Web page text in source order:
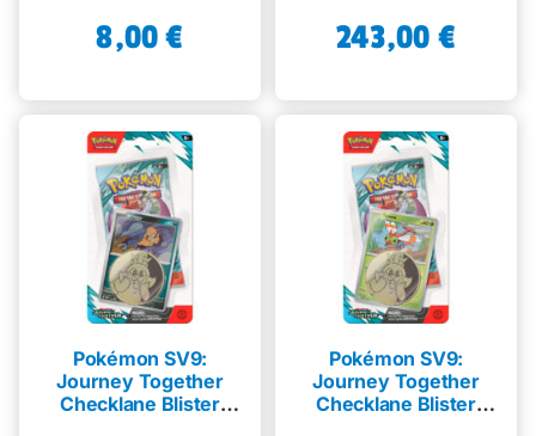
8,00€ 243,00 €
Pokémon SV9:
Journey Together
Checklane Blister
Pokémon SV9:
Journey Together
Checklane Blister